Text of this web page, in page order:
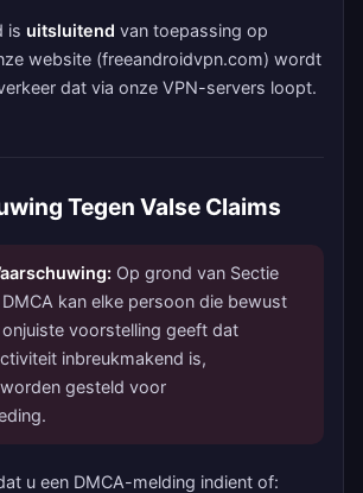
is uitsluitend van toepassing op
website (freeandroidvpn.com) wordt
dat via onze VPN-servers loopt.
Tegen Valse Claims
Op grond van Sectie
kan elke persoon die bewust
onjuiste voorstelling geeft dat
inbreukmakend is,
gesteld voor
u een DMCA-melding indient of: